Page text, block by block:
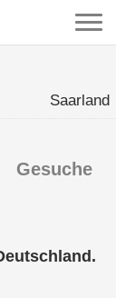
Saarland
Gesuche